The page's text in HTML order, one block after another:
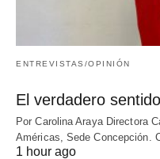
ENTREVISTAS/OPINIÓN
El verdadero
Por Carolina Araya Directora
Américas, Sede Concepción.
1 hour ago